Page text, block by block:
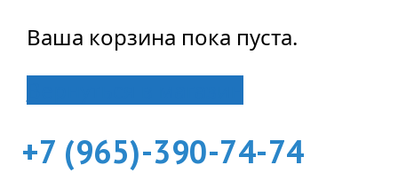
Ваша корзина пока пуста.
+7 (965)-390-74-74